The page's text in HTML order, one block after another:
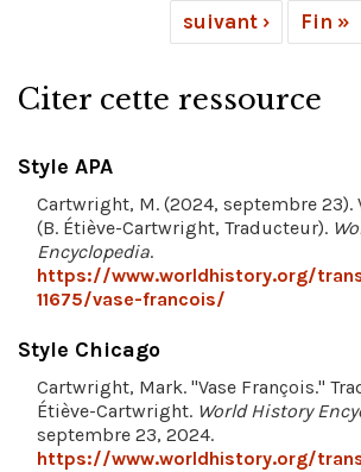
suivant › Fin »
Citer cette ressource
Style APA
Cartwright, M. (2024, septembre 23).
(B. Étiève-Cartwright, Traducteur).
Encyclopedia.
https://www.worldhistory.org/
11675/vase-francois/
Style Chicago
Cartwright, Mark. "Vase François."
Étiève-Cartwright. World History
septembre 23, 2024.
https://www.worldhistory.org/